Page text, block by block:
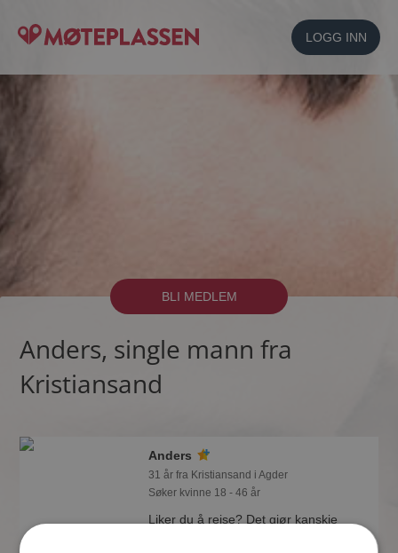
LOGG INN
BLI MEDLEM
Anders, single mann fra
Kristiansand
Anders
31 år fra Kristiansand i Agder
Søker kvinne 18 - 46 år
Liker du å reise? Det gjør kanskje